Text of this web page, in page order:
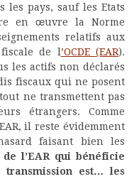
les pays, sauf les Etats
en œuvre la Norme
relatifs aux
de l’OCDE (EAR).
les actifs non déclarés
fiscaux qui ne posent
ne transmettent pas
étrangers. Comme
il reste évidemment
faisant bien les
l’EAR qui bénéficie
transmission est… les